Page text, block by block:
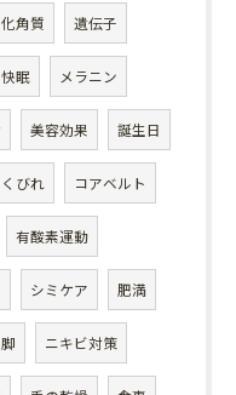
角質 遺伝子
快眠 メラニン
美容効果 誕生日
くびれ コアベルト
有酸素運動
シミケア 肥満
ニキビ対策